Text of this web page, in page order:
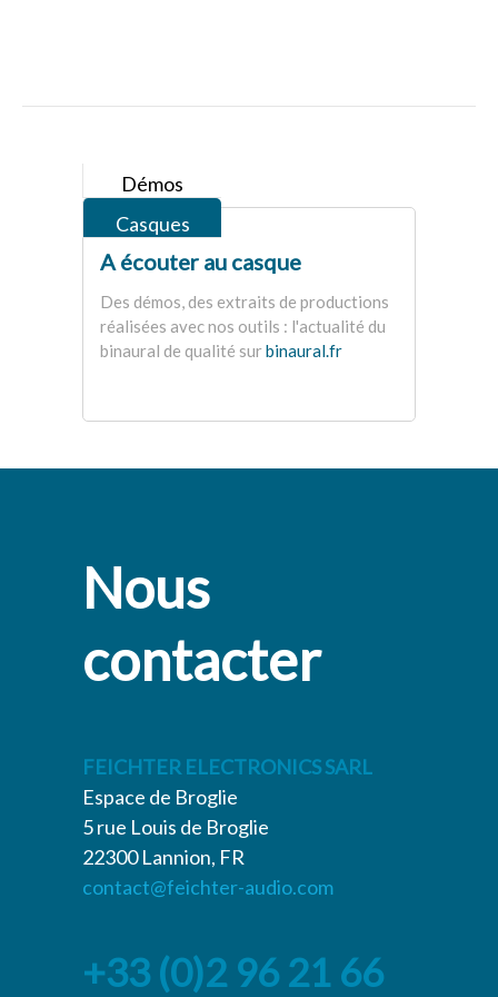
Philosophie
Démos
Casques
A écouter au casque
Des démos, des extraits de productions
réalisées avec nos outils : l'actualité du
binaural de qualité surbinaural.fr
Nous
contacter
FEICHTER ELECTRONICS SARL
Espace de Broglie
5 rue Louis de Broglie
22300 Lannion, FR
contact@feichter-audio.com
+33 (0)2 96 21 66